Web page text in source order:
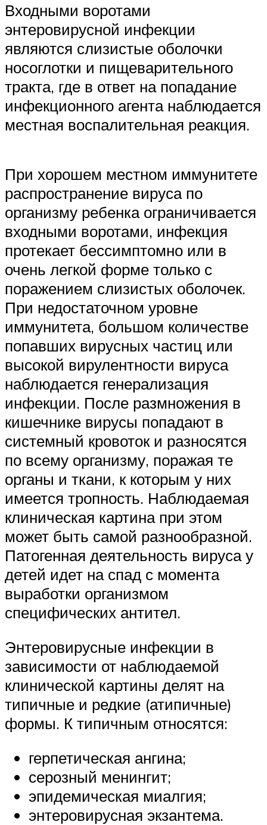
Входными воротами
энтеровирусной инфекции
являются слизистые оболочки
носоглотки и пищеварительного
тракта, где в ответ на попадание
инфекционного агента наблюдается
местная воспалительная реакция.
При хорошем местном иммунитете
распространение вируса по
организму ребенка ограничивается
входными воротами, инфекция
протекает бессимптомно или в
очень легкой форме только с
поражением слизистых оболочек.
При недостаточном уровне
иммунитета, большом количестве
попавших вирусных частиц или
высокой вирулентности вируса
наблюдается генерализация
инфекции. После размножения в
кишечнике вирусы попадают в
системный кровоток и разносятся
по всему организму, поражая те
органы и ткани, к которым у них
имеется тропность. Наблюдаемая
клиническая картина при этом
может быть самой разнообразной.
Патогенная деятельность вируса у
детей идет на спад с момента
выработки организмом
специфических антител.
Энтеровирусные инфекции в
зависимости от наблюдаемой
клинической картины делят на
типичные и редкие (атипичные)
формы. К типичным относятся:
герпетическая ангина;
серозный менингит;
эпидемическая миалгия;
энтеровирусная экзантема.